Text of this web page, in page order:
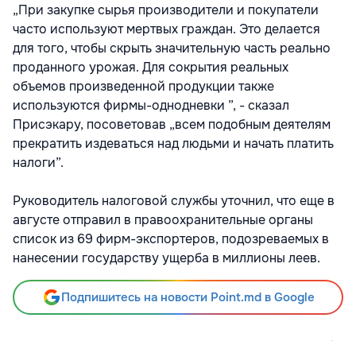
„При закупке сырья производители и покупатели
часто используют мертвых граждан. Это делается
для того, чтобы скрыть значительную часть реально
проданного урожая. Для сокрытия реальных
объемов произведенной продукции также
используются фирмы-однодневки ”, - сказал
Присэкару, посоветовав „всем подобным деятелям
прекратить издеваться над людьми и начать платить
налоги”.
Руководитель налоговой службы уточнил, что еще в
августе отправил в правоохранительные органы
список из 69 фирм-экспортеров, подозреваемых в
нанесении государству ущерба в миллионы леев.
Подпишитесь на новости Point.md в Google